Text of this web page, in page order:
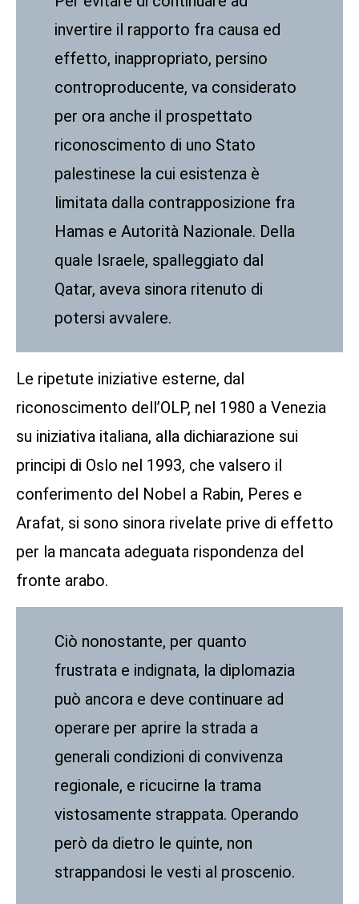
invertire il rapporto fra causa ed
effetto, inappropriato, persino
controproducente, va considerato
per ora anche il prospettato
riconoscimento di uno Stato
palestinese la cui esistenza è
limitata dalla contrapposizione fra
Hamas e Autorità Nazionale. Della
quale Israele, spalleggiato dal
Qatar, aveva sinora ritenuto di
potersi avvalere.
Le ripetute iniziative esterne, dal
riconoscimento dell’OLP, nel 1980 a Venezia
su iniziativa italiana, alla dichiarazione sui
principi di Oslo nel 1993, che valsero il
conferimento del Nobel a Rabin, Peres e
Arafat, si sono sinora rivelate prive di effetto
per la mancata adeguata rispondenza del
fronte arabo.
Ciò nonostante, per quanto
frustrata e indignata, la diplomazia
può ancora e deve continuare ad
operare per aprire la strada a
generali condizioni di convivenza
regionale, e ricucirne la trama
vistosamente strappata. Operando
però da dietro le quinte, non
strappandosi le vesti al proscenio.